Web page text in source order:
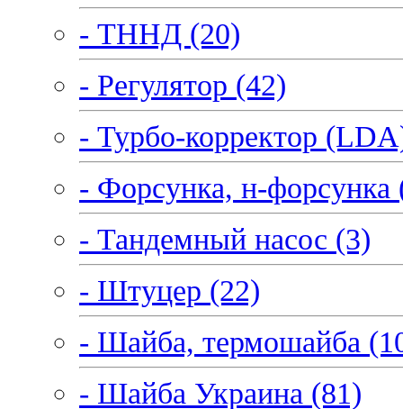
- ТННД (20)
- Регулятор (42)
- Турбо-корректор
- Форсунка, н-форсунка
- Тандемный насос (3)
- Штуцер (22)
- Шайба, термошайба
- Шайба Украина (81)